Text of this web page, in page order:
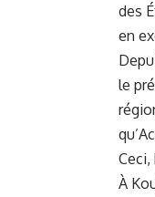
des
en
le
À